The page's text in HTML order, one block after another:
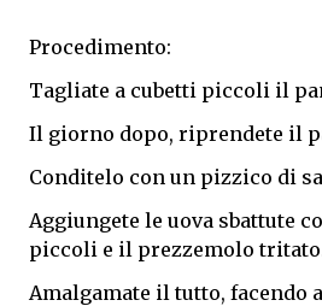
Procedimento:
Tagliate a cubetti piccoli il
Il giorno dopo, riprendete il
Conditelo con un pizzico di
Aggiungete le uova sbattute
piccoli e il prezzemolo
Amalgamate il tutto, facendo